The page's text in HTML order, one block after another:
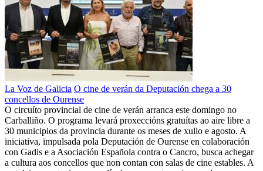
La Voz de Galicia O cine de verán da Deputación chega a 30
concellos de Ourense
O circuíto provincial de cine de verán arranca este domingo no
Carballiño. O programa levará proxeccións gratuítas ao aire libre a
30 municipios da provincia durante os meses de xullo e agosto. A
iniciativa, impulsada pola Deputación de Ourense en colaboración
con Gadis e a Asociación Española contra o Cancro, busca achegar
a cultura aos concellos que non contan con salas de cine estables. A